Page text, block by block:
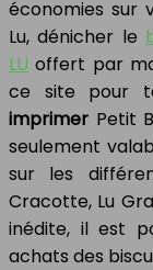
économies sur
Lu, dénicher le
LU offert par
ce site pour
imprimer Petit
seulement
sur les
Cracotte, Lu
inédite, il est
achats des